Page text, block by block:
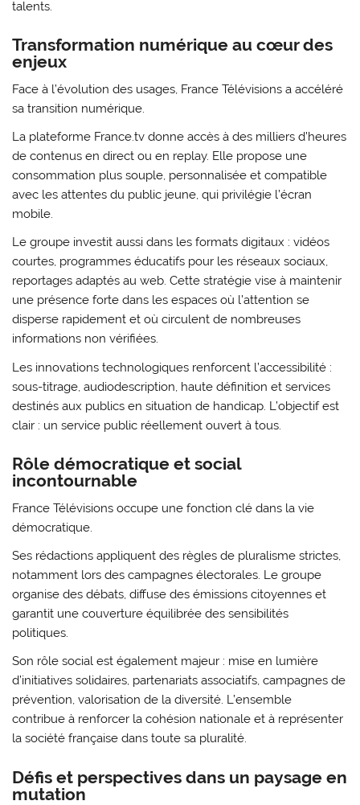
talents.
Transformation numérique au cœur des
enjeux
Face à l’évolution des usages, France Télévisions a accéléré
sa transition numérique.
La plateforme France.tv donne accès à des milliers d’heures
de contenus en direct ou en replay. Elle propose une
consommation plus souple, personnalisée et compatible
avec les attentes du public jeune, qui privilégie l’écran
mobile.
Le groupe investit aussi dans les formats digitaux : vidéos
courtes, programmes éducatifs pour les réseaux sociaux,
reportages adaptés au web. Cette stratégie vise à maintenir
une présence forte dans les espaces où l’attention se
disperse rapidement et où circulent de nombreuses
informations non vérifiées.
Les innovations technologiques renforcent l’accessibilité :
sous-titrage, audiodescription, haute définition et services
destinés aux publics en situation de handicap. L’objectif est
clair : un service public réellement ouvert à tous.
Rôle démocratique et social
incontournable
France Télévisions occupe une fonction clé dans la vie
démocratique.
Ses rédactions appliquent des règles de pluralisme strictes,
notamment lors des campagnes électorales. Le groupe
organise des débats, diffuse des émissions citoyennes et
garantit une couverture équilibrée des sensibilités
politiques.
Son rôle social est également majeur : mise en lumière
d’initiatives solidaires, partenariats associatifs, campagnes de
prévention, valorisation de la diversité. L’ensemble
contribue à renforcer la cohésion nationale et à représenter
la société française dans toute sa pluralité.
Défis et perspectives dans un paysage en
mutation